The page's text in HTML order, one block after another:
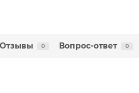
Отзывы 0 Вопрос-ответ 0